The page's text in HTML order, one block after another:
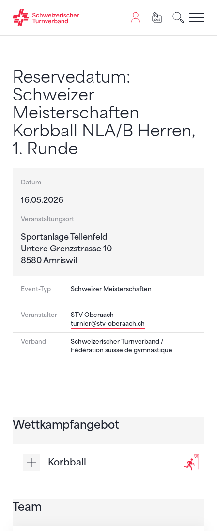
Reservedatum:
Schweizer
Meisterschaften
Korbball NLA/B Herren,
1. Runde
Datum
16.05.2026
Veranstaltungsort
Sportanlage Tellenfeld
Untere Grenzstrasse 10
8580 Amriswil
Event-Typ Schweizer Meisterschaften
Veranstalter
STV Oberaach
turnier@stv-oberaach.ch
Verband
Schweizerischer Turnverband /
Fédération suisse de gymnastique
Wettkampfangebot
Korbball
Team